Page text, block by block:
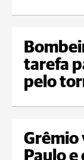
tarefa
pelo
Grêmio
Paulo